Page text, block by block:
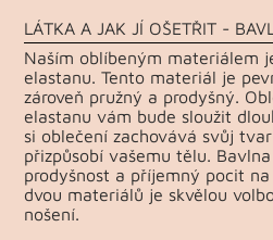
LÁTKA A JAK JÍ OŠETŘIT -
Naším oblíbeným materiálem
elastanu. Tento materiál je
zároveň pružný a prodyšný.
elastanu vám bude sloužit
si oblečení zachovává svůj
přizpůsobí vašemu tělu.
prodyšnost a příjemný pocit
dvou materiálů je skvělou
nošení.